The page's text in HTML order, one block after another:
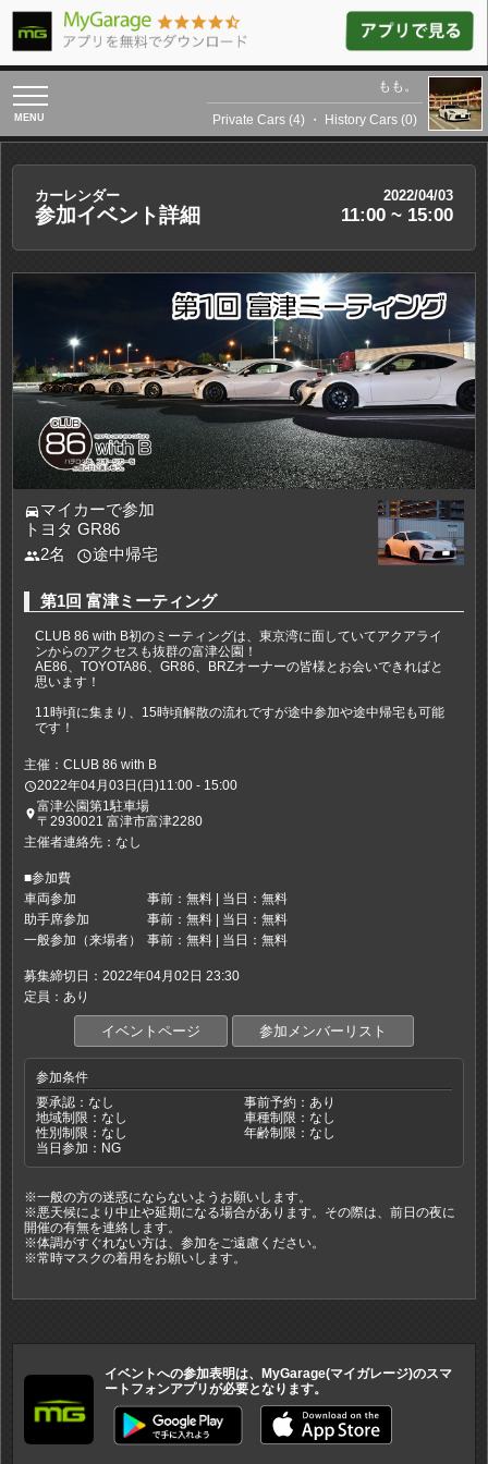
toggle
navigation
もも。
Private Cars (4) ・ History Cars (0)
カーレンダー 2022/04/03
参加イベント詳細 11:00 ~ 15:00
directions_carマイカーで参加
トヨタ GR86
people2名 access_time途中帰宅
第1回 富津ミーティング
CLUB 86 with B初のミーティングは、東京湾に面していてアクアライ
ンからのアクセスも抜群の富津公園！
AE86、TOYOTA86、GR86、BRZオーナーの皆様とお会いできればと
思います！
11時頃に集まり、15時頃解散の流れですが途中参加や途中帰宅も可能
です！
主催：CLUB 86 with B
access_time2022年04月03日(日)11:00 - 15:00
place富津公園第1駐車場
〒2930021 富津市富津2280
主催者連絡先：なし
■参加費
車両参加
事前：無料 | 当日：無料
助手席参加
事前：無料 | 当日：無料
一般参加（来場者）
事前：無料 | 当日：無料
募集締切日：2022年04月02日 23:30
定員：あり
イベントページ 参加メンバーリスト
参加条件
要承認：なし
事前予約：あり
地域制限：なし
車種制限：なし
性別制限：なし
年齢制限：なし
当日参加：NG
※一般の方の迷惑にならないようお願いします。
※悪天候により中止や延期になる場合があります。その際は、前日の夜に
開催の有無を連絡します。
※体調がすぐれない方は、参加をご遠慮ください。
※常時マスクの着用をお願いします。
イベントへの参加表明は、MyGarage(マイガレージ)のスマ
ートフォンアプリが必要となります。